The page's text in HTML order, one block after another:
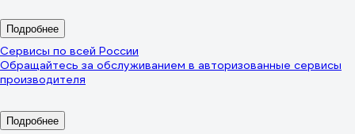
Подробнее
Сервисы по всей России
Обращайтесь за обслуживанием в авторизованные сервисы
производителя
Подробнее